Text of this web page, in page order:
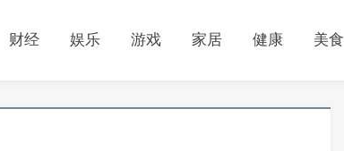
财经 娱乐 游戏 家居 健康 美食